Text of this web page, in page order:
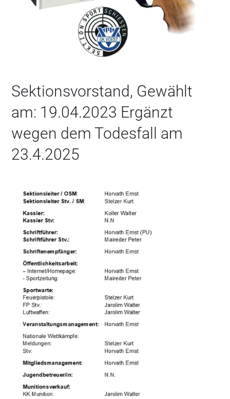
Sektions-Veranstaltungen
Wettkampf – Ergebnisse
Unterlagen
Kontakt
Sektionsvorstand, Gewählt
am: 19.04.2023 Ergänzt
wegen dem Todesfall am
23.4.2025